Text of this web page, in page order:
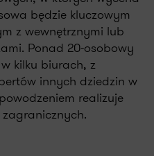
będzie kluczowym
z wewnętrznymi lub
Ponad 20-osobowy
kilku biurach, z
innych dziedzin w
realizuje